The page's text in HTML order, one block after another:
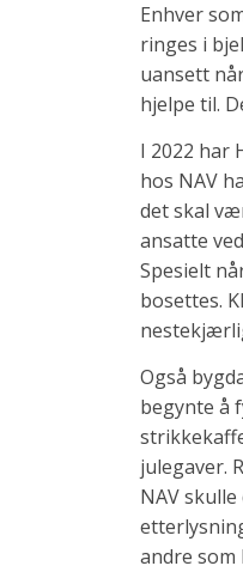
Enhver
ringes i
uansett
hjelpe til.
I 2022 har
hos NAV
det skal
ansatte
Spesielt
bosettes.
Også
begynte å
julegaver.
NAV
andre